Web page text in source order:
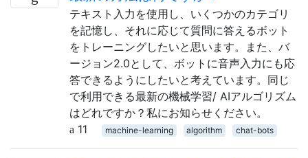
テキスト入力を使用し、いくつかのカテゴリ
を記憶し、それに応じて質問に答えるボット
をトレーニングしたいと思います。また、バ
ージョン2.0として、ボットに音声入力にも応
答できるようにしたいと考えています。同じ
で利用できる最新の機械学習/ AIアルゴリズム
はどれですか？私にお知らせください。
11
machine-learning algorithm chat-bots